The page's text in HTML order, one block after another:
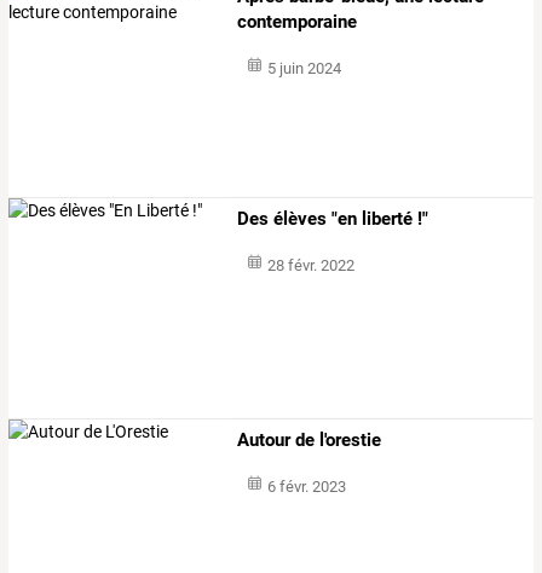
contemporaine
5 juin 2024
Des élèves "en liberté !"
28 févr. 2022
Autour de l'orestie
6 févr. 2023